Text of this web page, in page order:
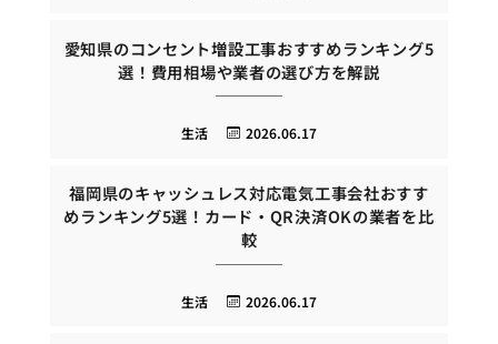
愛知県のコンセント増設工事おすすめランキング5
選！費用相場や業者の選び方を解説
2026.06.17
生活
福岡県のキャッシュレス対応電気工事会社おすす
めランキング5選！カード・QR決済OKの業者を比
較
2026.06.17
生活